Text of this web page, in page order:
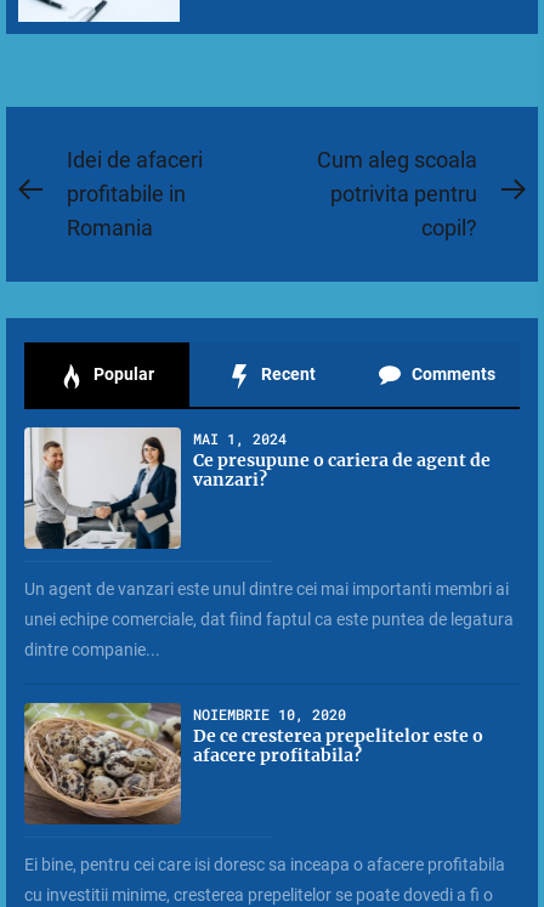
Navigare
în
articole
Previous
Idei de afaceri
profitabile in
Romania
Cum aleg scoala
potrivita pentru
copil?
Popular Recent Comments
MAI 1, 2024
Ce presupune o cariera de agent de
vanzari?
Un agent de vanzari este unul dintre cei mai importanti membri ai
unei echipe comerciale, dat fiind faptul ca este puntea de legatura
dintre companie...
NOIEMBRIE 10, 2020
De ce cresterea prepelitelor este o
afacere profitabila?
Ei bine, pentru cei care isi doresc sa inceapa o afacere profitabila
cu investitii minime, cresterea prepelitelor se poate dovedi a fi o